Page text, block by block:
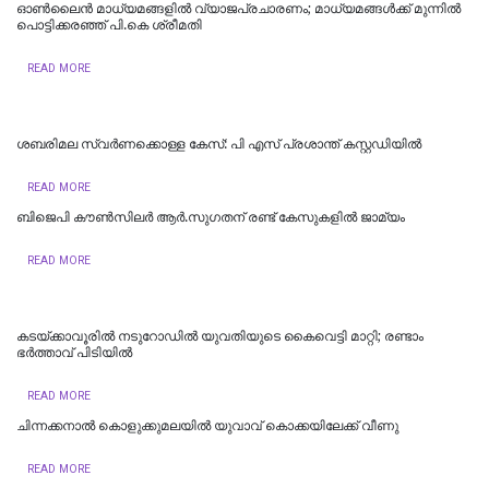
ഓൺലൈൻ മാധ്യമങ്ങളിൽ വ്യാജപ്രചാരണം; മാധ്യമങ്ങൾക്ക് മുന്നിൽ
പൊട്ടിക്കരഞ്ഞ് പി.കെ ശ്രീമതി
READ MORE
ശബരിമല സ്വര്‍ണക്കൊള്ള കേസ്: പി എസ് പ്രശാന്ത് കസ്റ്റഡിയില്‍
READ MORE
ബിജെപി കൗണ്‍സിലര്‍ ആര്‍.സുഗതന് രണ്ട് കേസുകളില്‍ ജാമ്യം
READ MORE
കടയ്ക്കാവൂരിൽ നടുറോഡില്‍ യുവതിയുടെ കൈവെട്ടി മാറ്റി; രണ്ടാം
ഭര്‍ത്താവ് പിടിയിൽ
READ MORE
ചിന്നക്കനാൽ കൊളുക്കുമലയില്‍ യുവാവ് കൊക്കയിലേക്ക് വീണു
READ MORE